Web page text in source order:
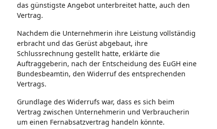
das günstigste Angebot unterbreitet hatte, auch den
Vertrag.
Nachdem die Unternehmerin ihre Leistung vollständig
erbracht und das Gerüst abgebaut, ihre
Schlussrechnung gestellt hatte, erklärte die
Auftraggeberin, nach der Entscheidung des EuGH eine
Bundesbeamtin, den Widerruf des entsprechenden
Vertrags.
Grundlage des Widerrufs war, dass es sich beim
Vertrag zwischen Unternehmerin und Verbraucherin
um einen Fernabsatzvertrag handeln könnte.